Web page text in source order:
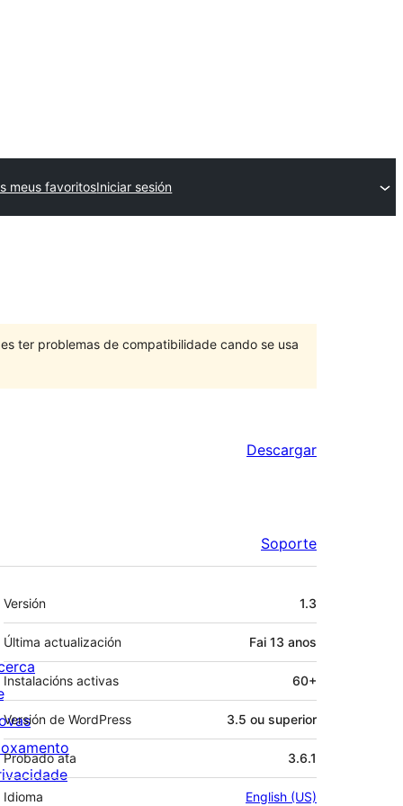
meus favoritosIniciar sesión
ter problemas de compatibilidade cando se usa
Descargar
Soporte
Meta
Versión 1.3
Última actualización Fai 13 anos
Instalacións activas 60+
Versión de WordPress 3.5 ou superior
Probado ata 3.6.1
Idioma English (US)